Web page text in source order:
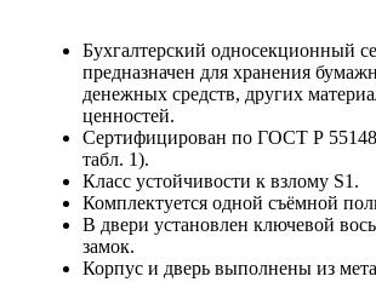
Бухгалтерский односекционный
предназначен для хранения
денежных средств, других
ценностей.
Сертифицирован по ГОСТ Р
табл. 1).
Класс устойчивости к взлому S1.
Комплектуется одной съёмной
В двери установлен ключевой
замок.
Корпус и дверь выполнены из